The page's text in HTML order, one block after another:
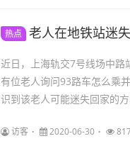
热点 老人在地铁站迷
近日，上海轨交7号线场中
有位老人询问93路车怎么乘
识到该老人可能迷失回家的
访客 2020-06-30